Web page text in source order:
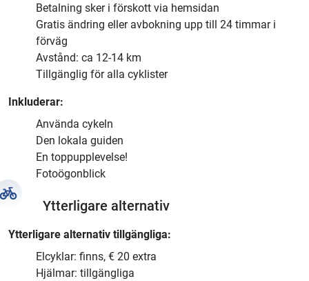
Betalning sker i förskott via hemsidan
Gratis ändring eller avbokning upp till 24 timmar i
förväg
Avstånd: ca 12-14 km
Tillgänglig för alla cyklister
Inkluderar:
Använda cykeln
Den lokala guiden
En toppupplevelse!
Fotoögonblick
Ytterligare alternativ
Ytterligare alternativ tillgängliga:
Elcyklar: finns, € 20 extra
Hjälmar: tillgängliga